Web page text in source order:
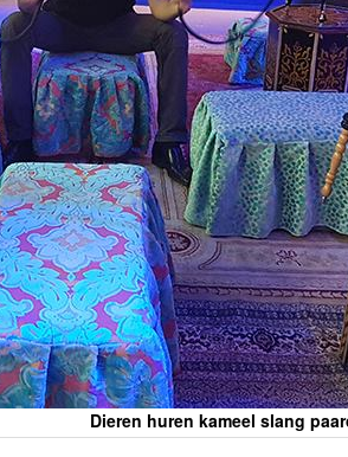
Dieren huren kameel slang